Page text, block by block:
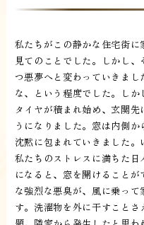
私たちがこの静かな住宅街
見てのことでした。しかし
つ悪夢へと変わっていきま
な、という程度でした。し
タイヤが積まれ始め、玄関
うになりました。窓は内側
沈黙に包まれていきました。
私たちのストレスに満ちた
になると、窓を開けること
な強烈な悪臭が、風に乗っ
す。洗濯物を外に干すこと